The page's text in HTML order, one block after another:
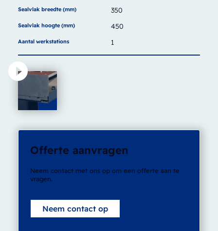
Sealvlak breedte (mm) 350
Sealvlak hoogte (mm) 450
Aantal werkstations 1
Offerte aanvragen
Neem contact met ons op om een offerte aan te
vragen.
Neem contact op